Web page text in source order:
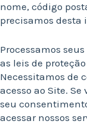
nome, código
precisamos desta
Processamos
as leis de
Necessitamos de
acesso ao Site.
seu
acessar nossos